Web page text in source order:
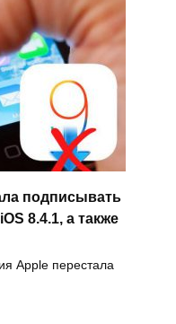
подписывать
8.4.1, а также
Apple перестала